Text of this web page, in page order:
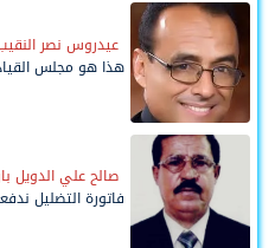
عيدروس نصر
هذا هو مجلس
صالح علي الدويل
فاتورة التضليل